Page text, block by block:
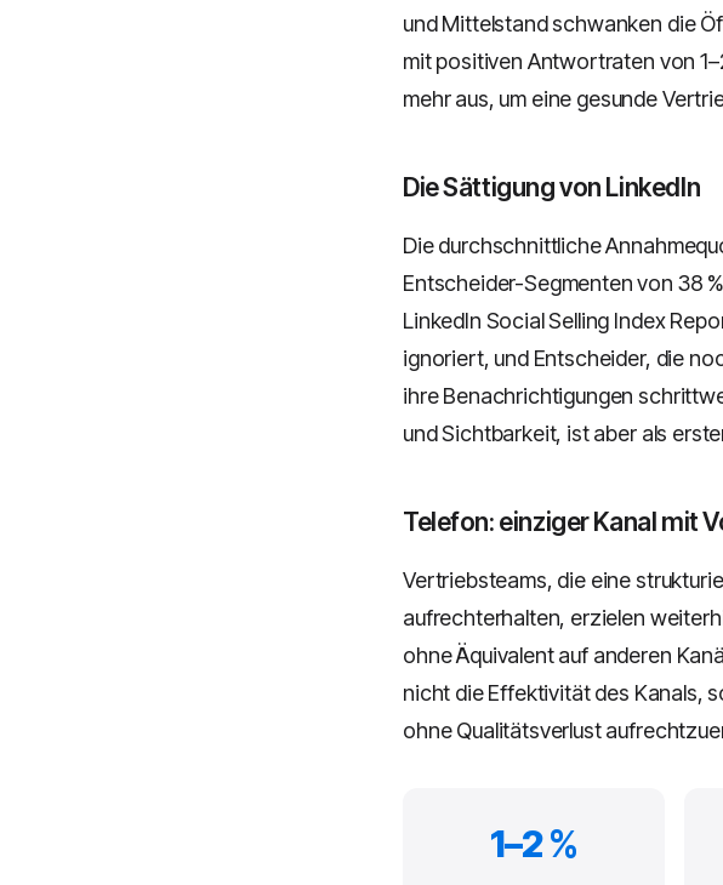
und Mittelstand schwanken die
mit positiven Antwortraten von
mehr aus, um eine gesunde
Die Sättigung von LinkedIn
Die durchschnittliche
Entscheider-Segmenten von 38
LinkedIn Social Selling Index
ignoriert, und Entscheider, die
ihre Benachrichtigungen
und Sichtbarkeit, ist aber als
Telefon: einziger Kanal mit
Vertriebsteams, die eine
aufrechterhalten, erzielen
ohne Äquivalent auf anderen
nicht die Effektivität des Kanals,
ohne Qualitätsverlust
1–2 %